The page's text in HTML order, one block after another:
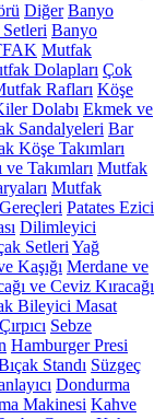
Diğer Banyo
Banyo
Mutfak
Dolapları Çok
Rafları Köşe
Dolabı Ekmek ve
Sandalyeleri Bar
Köşe Takımları
Takımları Mutfak
Mutfak
Patates Ezici
Dilimleyici
Setleri Yağ
Kaşığı Merdane ve
ve Ceviz Kıracağı
Bileyici Masat
Çırpıcı Sebze
Hamburger Presi
Standı Süzgeç
Dondurma
Makinesi Kahve